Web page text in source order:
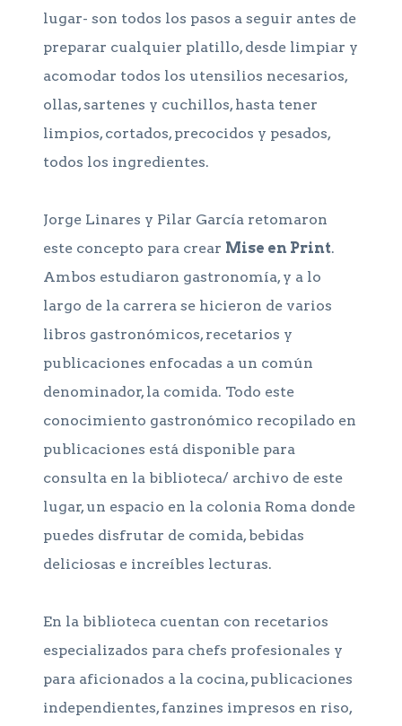
lugar- son todos los pasos a seguir antes de
preparar cualquier platillo, desde limpiar y
acomodar todos los utensilios necesarios,
ollas, sartenes y cuchillos, hasta tener
limpios, cortados, precocidos y pesados,
todos los ingredientes.
Jorge Linares y Pilar García retomaron
este concepto para crear Mise en Print.
Ambos estudiaron gastronomía, y a lo
largo de la carrera se hicieron de varios
libros gastronómicos, recetarios y
publicaciones enfocadas a un común
denominador, la comida. Todo este
conocimiento gastronómico recopilado en
publicaciones está disponible para
consulta en la biblioteca/ archivo de este
lugar, un espacio en la colonia Roma donde
puedes disfrutar de comida, bebidas
deliciosas e increíbles lecturas.
En la biblioteca cuentan con recetarios
especializados para chefs profesionales y
para aficionados a la cocina, publicaciones
independientes, fanzines impresos en riso,